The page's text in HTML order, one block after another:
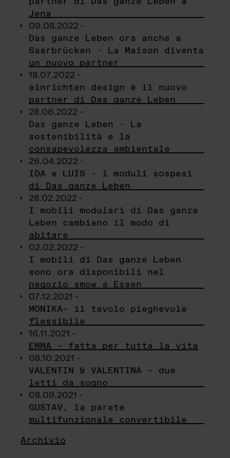
Jena
09.08.2022 -
Das ganze Leben ora anche a
Saarbrücken - La Maison diventa
un nuovo partner
18.07.2022 -
einrichten design è il nuovo
partner di Das ganze Leben
28.06.2022 -
Das ganze Leben - La
sostenibilità e la
consapevolezza ambientale
26.04.2022 -
IDA e LUIS - i moduli sospesi
di Das ganze Leben
28.02.2022 -
I mobili modulari di Das ganze
Leben cambiano il modo di
abitare
02.02.2022 -
I mobili di Das ganze Leben
sono ora disponibili nel
negozio smow a Essen
07.12.2021 -
MONIKA– il tavolo pieghevole
flessibile
16.11.2021 -
EMMA – fatta per tutta la vita
08.10.2021 -
VALENTIN & VALENTINA – due
letti da sogno
08.09.2021 -
GUSTAV, la parete
multifunzionale convertibile
Archivio